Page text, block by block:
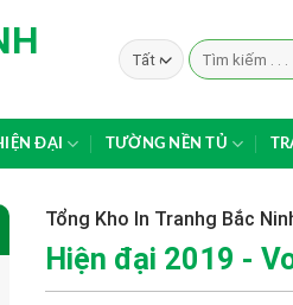
Search
for:
ĐẠI TƯỜNG NỀN TỦ
Tổng Kho In Tranhg Bắc
Hiện đại 2019 -